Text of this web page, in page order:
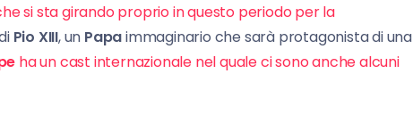
si sta girando proprio in questo periodo per la
Pio XIII, un Papaimmaginario che sarà protagonista di una
ha un cast internazionale nel quale ci sono anche alcuni